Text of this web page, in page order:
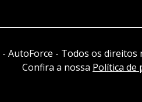
- AutoForce - Todos os direitos
Confira a nossa Política de